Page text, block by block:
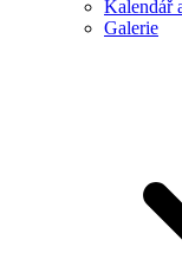
Kalendář
Galerie